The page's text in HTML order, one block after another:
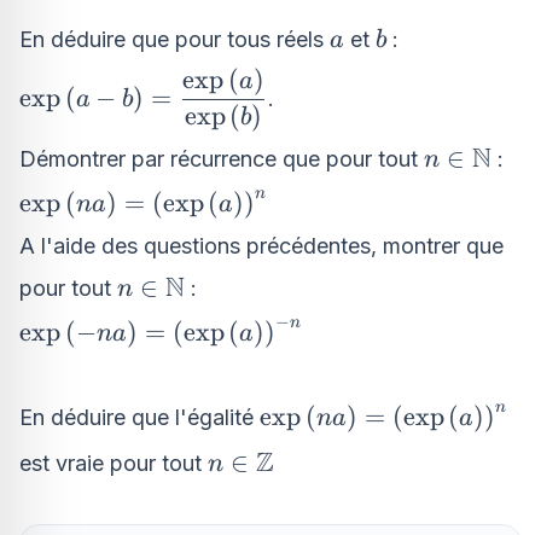
En déduire que pour tous réels a
a et b
b:
\text{exp}\left(a -
b\right)=\dfrac{\text{exp}\left(a\right)}
{\text{exp}\left(b\right)}
exp (a − b) =
exp (b)
exp (a)
.
Démontrer par récurrence que pour tout n \in
n ∈ N :
\text{exp}\left(na\right) =
\left(\text{exp}\left(a\right)\right)^{n}
exp (na) = (exp (a))n
A l'aide des questions précédentes, montrer que
pour tout n \in
\mathbb{N}
n ∈ N :
\text{exp}\left( - na\right) =
exp (−na) = (exp (a))−n
En déduire que l'égalité exp (na) = (exp (a))n
est vraie pour tout n \in
n ∈ Z